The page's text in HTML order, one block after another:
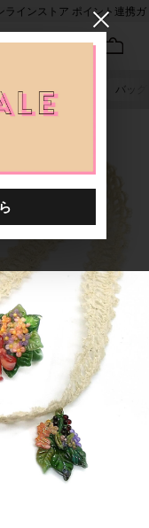
インストア ポイント連携ガ
限定 バッグ